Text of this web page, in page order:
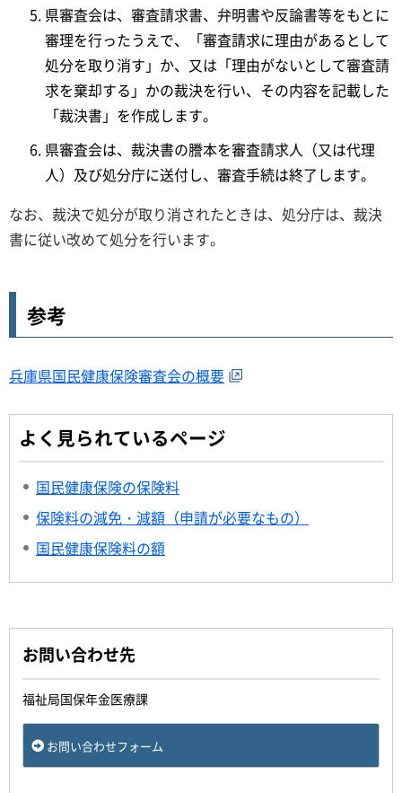
県審査会は、審査請求書、弁明書や反論書等をもとに
審理を行ったうえで、「審査請求に理由があるとして
処分を取り消す」か、又は「理由がないとして審査請
求を棄却する」かの裁決を行い、その内容を記載した
「裁決書」を作成します。
県審査会は、裁決書の謄本を審査請求人（又は代理
人）及び処分庁に送付し、審査手続は終了します。
なお、裁決で処分が取り消されたときは、処分庁は、裁決
書に従い改めて処分を行います。
参考
兵庫県国民健康保険審査会の概要
よく見られているページ
国民健康保険の保険料
保険料の減免・減額（申請が必要なもの）
国民健康保険料の額
お問い合わせ先
福祉局国保年金医療課
お問い合わせフォーム